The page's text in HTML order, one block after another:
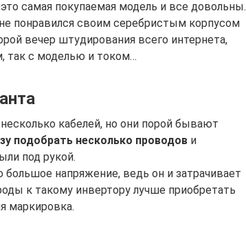
самая покупаемая модель и все довольны.
понравился своим серебристым корпусом
вечер штудирования всего интернета,
так с моделью и током…
кабелей, но они порой бывают
подобрать несколько проводов и
под рукой.
напряжение, ведь он и затрачивает
к такому инвертору лучше приобретать
маркировка.